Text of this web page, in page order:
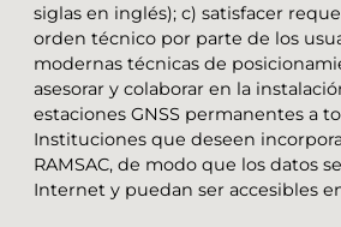
siglas en inglés); c) satisfacer
orden técnico por parte de los
modernas técnicas de
asesorar y colaborar en la
estaciones GNSS permanentes a
Instituciones que deseen
RAMSAC, de modo que los datos
Internet y puedan ser accesibles